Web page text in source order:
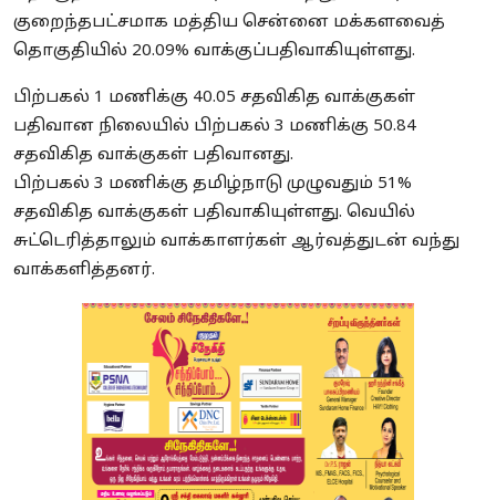
குறைந்தபட்சமாக மத்திய சென்னை மக்களவைத்
தொகுதியில் 20.09% வாக்குப்பதிவாகியுள்ளது.
பிற்பகல் 1 மணிக்கு 40.05 சதவிகித வாக்குகள்
பதிவான நிலையில் பிற்பகல் 3 மணிக்கு 50.84
சதவிகித வாக்குகள் பதிவானது.
பிற்பகல் 3 மணிக்கு தமிழ்நாடு முழுவதும் 51%
சதவிகித வாக்குகள் பதிவாகியுள்ளது. வெயில்
சுட்டெரித்தாலும் வாக்காளர்கள் ஆர்வத்துடன் வந்து
வாக்களித்தனர்.